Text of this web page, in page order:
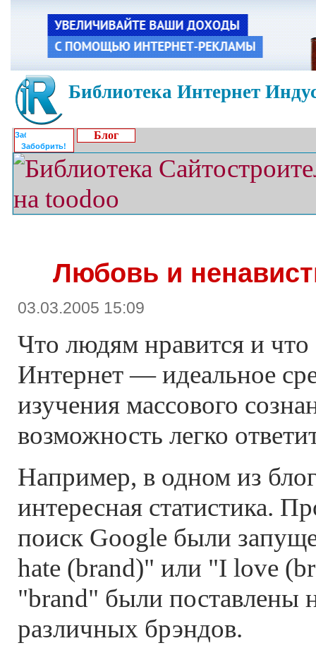
Библиотека Интернет
Забобрить!
Блог
Любовь и
03.03.2005 15:09
Что людям нравится и что
Интернет — идеальное
изучения массового
возможность легко
Например, в одном из
интересная статистика.
поиск Google были
hate (brand)" или "I love
"brand" были поставлены
различных брэндов.